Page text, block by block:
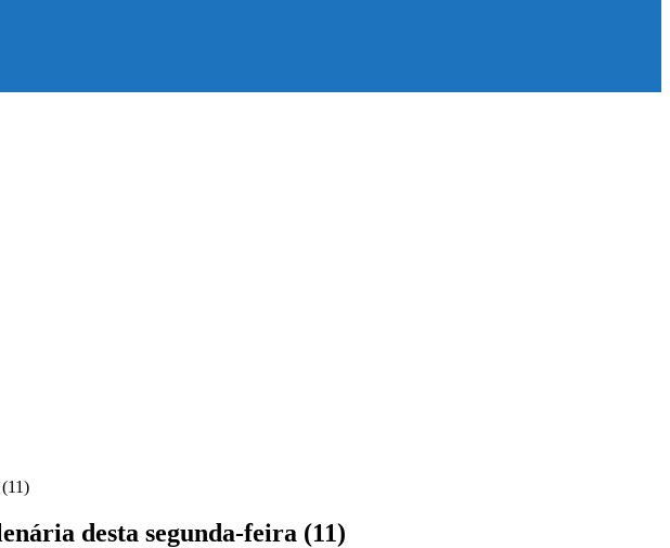
desta segunda-feira (11)